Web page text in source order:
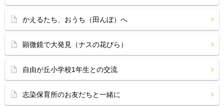
かえるたち、おうち（田んぼ）へ
顕微鏡で大発見（ナスの花びら）
自由が丘小学校1年生との交流
志染保育所のお友だちと一緒に